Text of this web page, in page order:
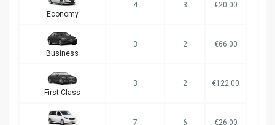
Economy
4 3 €20.00
Business
3 2 €66.00
First Class
3 2 €122.00
7 6 €26.00